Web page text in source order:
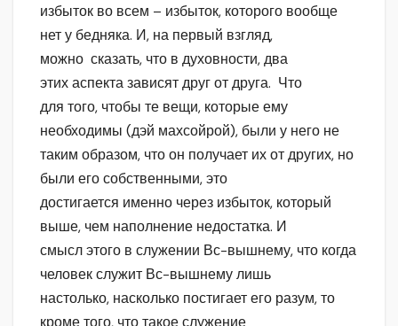
избыток во всем – избыток, которого вообще
нет у бедняка. И, на первый взгляд,
можно сказать, что в духовности, два
этих аспекта зависят друг от друга. Что
для того, чтобы те вещи, которые ему
необходимы (дэй махсойрой), были у него не
таким образом, что он получает их от других, но
были его собственными, это
достигается именно через избыток, который
выше, чем наполнение недостатка. И
смысл этого в служении Вс-вышнему, что когда
человек служит Вс-вышнему лишь
настолько, насколько постигает его разум, то
кроме того, что такое служение